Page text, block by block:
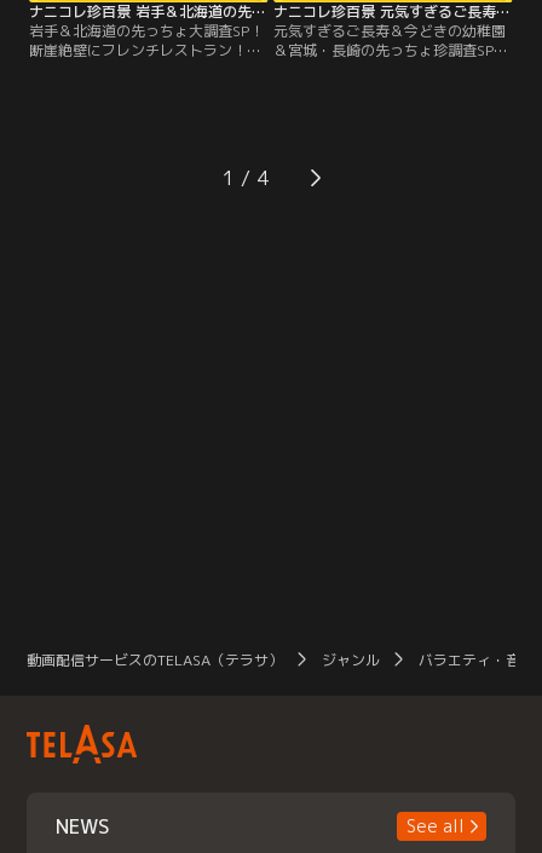
ナニコレ珍百景 岩手＆北海道の先っちょ大調査SP！断崖絶壁にフレンチレストラン！？（2026/05/24放送分）
岩手＆北海道の先っちょ大調査SP！
断崖絶壁にフレンチレストラン！？
島のアピール珍百景 島の奥の絶壁に
手彫りの女性像！子どもたちオスス
ナニコレ珍百景 元気すぎるご長寿＆今どきの幼稚園＆宮城・長崎の先っちょ珍調査SP（2026/05/17放送分）
元気すぎるご長寿＆今どきの幼稚園
＆宮城・長崎の先っちょ珍調査SP／
かった〇〇 ・宮城県 気仙沼の先っ
ちょに…ジンベエザメの〇〇があっ
1
動画配信サービスのTELASA（テラサ） ジャンル バラエティ・音楽
NEWS See all